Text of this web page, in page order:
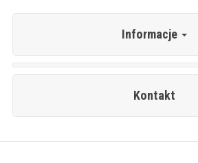
Informacje
Kontakt